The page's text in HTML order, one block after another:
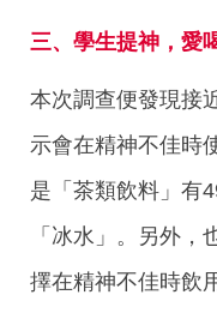
三、學生提神，愛
本次調查便發現接
示會在精神不佳時
是「茶類飲料」有
「冰水」。另外
擇在精神不佳時飲